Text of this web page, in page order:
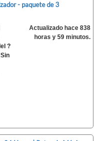
- paquete de 3
?
Actualizado hace 838
horas y 59 minutos.